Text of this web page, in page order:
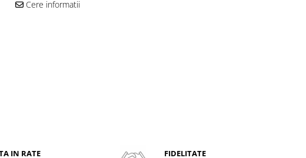
Cere informatii
IN RATE FIDELITATE